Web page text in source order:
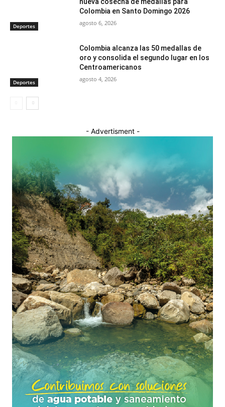
Deportes
nueva cosecha de medallas para
Colombia en Santo Domingo 2026
agosto 6, 2026
Deportes
Colombia alcanza las 50 medallas de
oro y consolida el segundo lugar en los
Centroamericanos
agosto 4, 2026
- Advertisment -